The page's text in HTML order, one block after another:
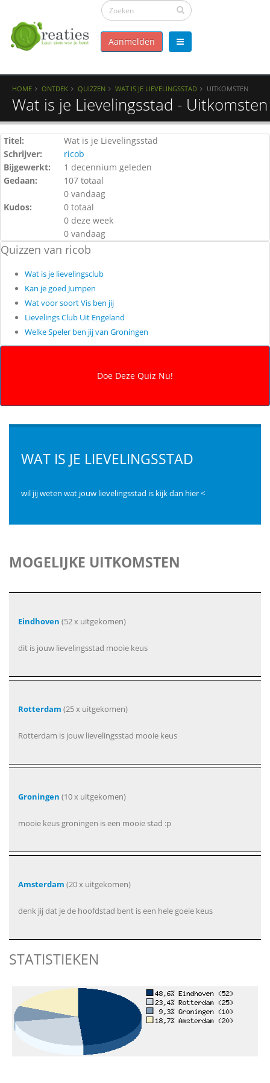
Aanmelden
HOME ONTDEK QUIZZEN WAT IS JE LIEVELINGSSTAD UITKOMSTEN
Wat is je Lievelingsstad - Uitkomsten
Titel:
Wat is je Lievelingsstad
Schrijver:
ricob
Bijgewerkt:
1 decennium geleden
Gedaan:
107 totaal
0 vandaag
Kudos:
0 totaal
0 deze week
0 vandaag
Quizzen van ricob
Wat is je lievelingsclub
Kan je goed Jumpen
Wat voor soort Vis ben jij
Lievelings Club Uit Engeland
Welke Speler ben jij van Groningen
WAT IS JE LIEVELINGSSTAD
wil jij weten wat jouw lievelingsstad is kijk dan hier <
MOGELIJKE UITKOMSTEN
Eindhoven (52 x uitgekomen)
dit is jouw lievelingsstad mooie keus
Rotterdam (25 x uitgekomen)
Rotterdam is jouw lievelingsstad mooie keus
Groningen (10 x uitgekomen)
mooie keus groningen is een mooie stad :p
Amsterdam (20 x uitgekomen)
denk jij dat je de hoofdstad bent is een hele goeie keus
STATISTIEKEN